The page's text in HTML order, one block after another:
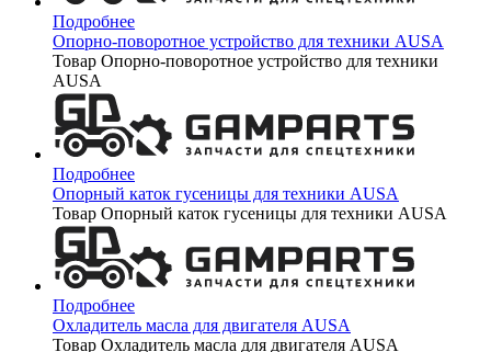
Подробнее
Опорно-поворотное устройство для техники AUSA
Товар Опорно-поворотное устройство для техники
AUSA
Подробнее
Опорный каток гусеницы для техники AUSA
Товар Опорный каток гусеницы для техники AUSA
Подробнее
Охладитель масла для двигателя AUSA
Товар Охладитель масла для двигателя AUSA